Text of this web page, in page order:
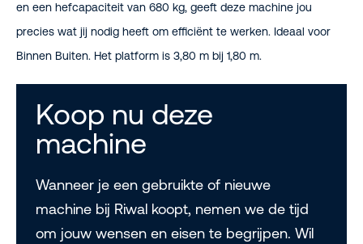
en een hefcapaciteit van 680 kg, geeft deze machine jou
precies wat jij nodig heeft om efficiënt te werken. Ideaal voor
Binnen Buiten. Het platform is 3,80 m bij 1,80 m.
Koop nu deze
machine
Wanneer je een gebruikte of nieuwe
machine bij Riwal koopt, nemen we de tijd
om jouw wensen en eisen te begrijpen. Wil